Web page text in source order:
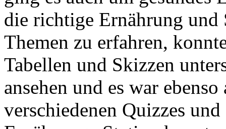
die richtige Ernährung und
Themen zu erfahren,
Tabellen und Skizzen
ansehen und es war
verschiedenen Quizzes